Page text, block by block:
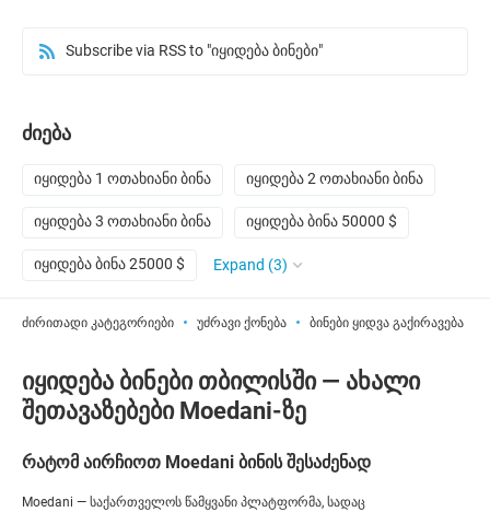
Subscribe via RSS to "იყიდება ბინები"
ძიება
იყიდება 1 ოთახიანი ბინა იყიდება 2 ოთახიანი ბინა
იყიდება 3 ოთახიანი ბინა იყიდება ბინა 50000 $
იყიდება ბინა 25000 $ Expand (3)
ძირითადი კატეგორიები უძრავი ქონება ბინები ყიდვა გაქირავება
იყიდება ბინები თბილისში — ახალი
შეთავაზებები Moedani-ზე
რატომ აირჩიოთ Moedani ბინის შესაძენად
Moedani — საქართველოს წამყვანი პლატფორმა, სადაც